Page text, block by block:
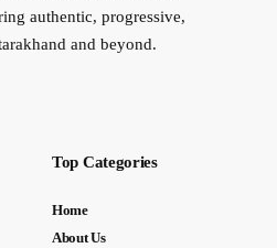
authentic, progressive,
and beyond.
Top Categories
Home
About Us